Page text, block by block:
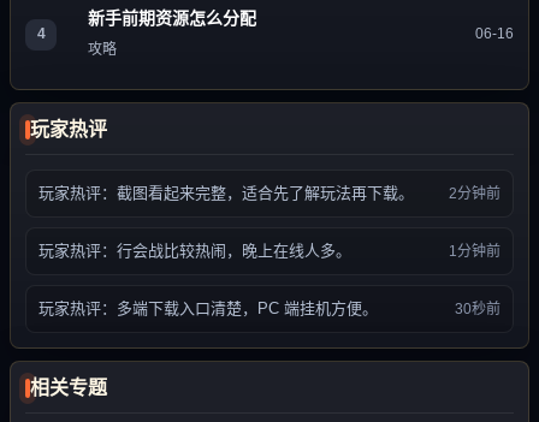
4
新手前期资源怎么分配
攻略
06-16
玩家热评
玩家热评：截图看起来完整，适合先了解玩法再下载。 2分钟前
玩家热评：行会战比较热闹，晚上在线人多。 1分钟前
玩家热评：多端下载入口清楚，PC 端挂机方便。 30秒前
相关专题